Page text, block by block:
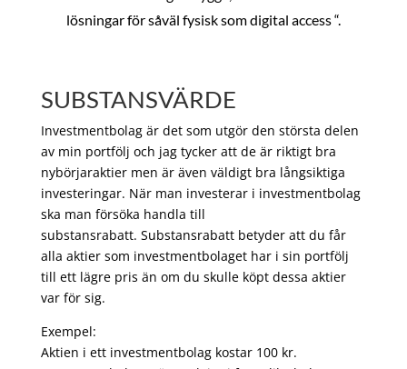
lösningar för såväl fysisk som digital access “.
SUBSTANSVÄRDE
Investmentbolag är det som utgör den största delen
av min portfölj och jag tycker att de är riktigt bra
nybörjaraktier men är även väldigt bra långsiktiga
investeringar. När man investerar i investmentbolag
ska man försöka handla till
substansrabatt. Substansrabatt betyder att du får
alla aktier som investmentbolaget har i sin portfölj
till ett lägre pris än om du skulle köpt dessa aktier
var för sig.
Exempel:
Aktien i ett investmentbolag kostar 100 kr.